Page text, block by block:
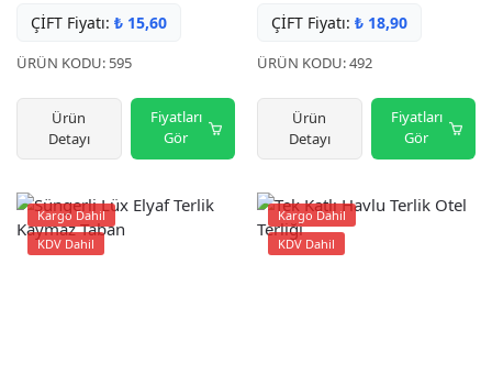
ÇİFT Fiyatı: ₺ 15,60
ÜRÜN KODU: 595
Ürün
Detayı
Fiyatları
Gör
ÇİFT Fiyatı: ₺ 18,90
ÜRÜN KODU: 492
Ürün
Detayı
Fiyatları
Gör
Kargo Dahil
KDV Dahil
Kargo Dahil
KDV Dahil